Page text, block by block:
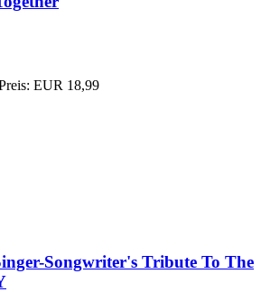
EUR 18,99
Songwriter's Tribute To The